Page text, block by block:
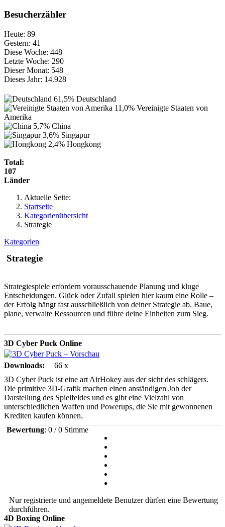
Besucherzähler
Heute: 89
Gestern: 41
Diese Woche: 448
Letzte Woche: 290
Dieser Monat: 548
Dieses Jahr: 14.928
61,5% Deutschland
11,0% Vereinigte Staaten von
Amerika
5,7% China
3,6% Singapur
2,4% Hongkong
Total:
107
Länder
Aktuelle Seite:
Startseite
Kategorienübersicht
Strategie
Kategorien
Strategie
Strategiespiele erfordern vorausschauende Planung und kluge
Entscheidungen. Glück oder Zufall spielen hier kaum eine Rolle –
der Erfolg hängt fast ausschließlich von deiner Strategie ab. Baue,
plane, verwalte Ressourcen und führe deine Einheiten zum Sieg.
3D Cyber Puck Online
Downloads:
66 x
3D Cyber Puck ist eine art AirHokey aus der sicht des schlägers.
Die primitive 3D-Grafik machen einen anständigen Job der
Darstellung des Spielfeldes und es gibt eine Vielzahl von
unterschiedlichen Waffen und Powerups, die Sie mit gewonnenen
Krediten kaufen können.
Bewertung: 0 / 0 Stimme
Nur registrierte und angemeldete Benutzer dürfen eine Bewertung
durchführen.
4D Boxing Online